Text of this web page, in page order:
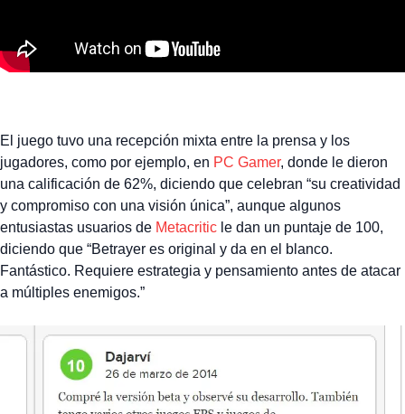
El juego tuvo una recepción mixta entre la prensa y los
jugadores, como por ejemplo, en PC Gamer, donde le dieron
una calificación de 62%, diciendo que celebran “su creatividad
y compromiso con una visión única”, aunque algunos
entusiastas usuarios de Metacritic le dan un puntaje de 100,
diciendo que “Betrayer es original y da en el blanco.
Fantástico. Requiere estrategia y pensamiento antes de atacar
a múltiples enemigos.”